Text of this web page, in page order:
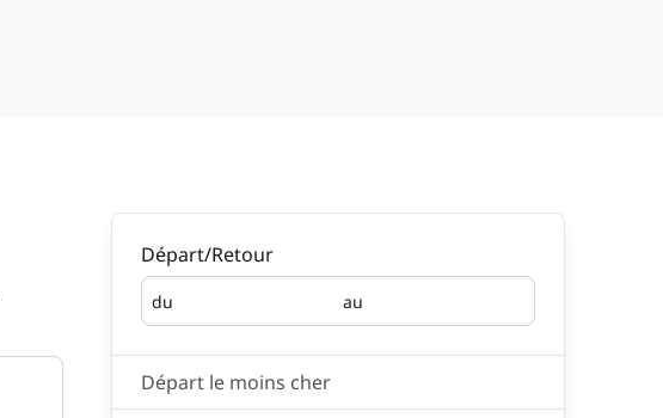
Départ/Retour
du
Départ au
Retour
Départ le moins cher